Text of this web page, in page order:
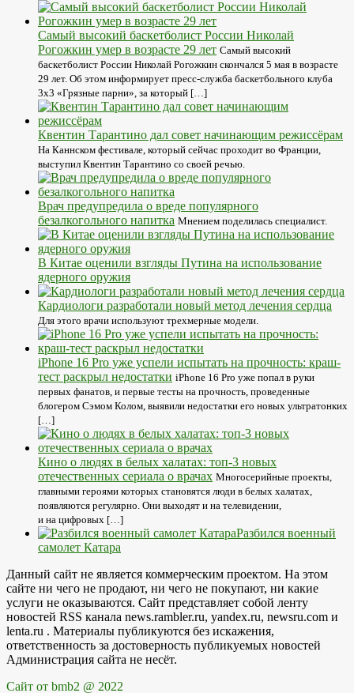
Самый высокий баскетболист России Николай
Рогожкин умер в возрасте 29 лет Самый высокий
баскетболист России Николай Рогожкин скончался 5 мая в возрасте
29 лет. Об этом информирует пресс-служба баскетбольного клуба
3х3 «Грязные парни», за который […]
Квентин Тарантино дал совет начинающим режиссёрам
На Каннском фестивале, который сейчас проходит во Франции,
выступил Квентин Тарантино со своей речью.
Врач предупредила о вреде популярного
безалкогольного напитка Мнением поделилась специалист.
В Китае оценили взгляды Путина на использование
ядерного оружия
Кардиологи разработали новый метод лечения сердца
Для этого врачи используют трехмерные модели.
iPhone 16 Pro уже успели испытать на прочность: краш-
тест раскрыл недостатки iPhone 16 Pro уже попал в руки
первых фанатов, и первые тесты на прочность, проведенные
блогером Сэмом Колом, выявили недостатки его новых ультратонких
[…]
Кино о людях в белых халатах: топ-3 новых
отечественных сериала о врачах Многосерийные проекты,
главными героями которых становятся люди в белых халатах,
появляются регулярно. Они выходят и на телевидении,
и на цифровых […]
Разбился военный
самолет Катара
Данный сайт не является коммерческим проектом. На этом
сайте ни чего не продают, ни чего не покупают, ни какие
услуги не оказываются. Сайт представляет собой ленту
новостей RSS канала news.rambler.ru, yandex.ru, newsru.com и
lenta.ru . Материалы публикуются без искажения,
ответственность за достоверность публикуемых новостей
Администрация сайта не несёт.
Сайт от bmb2 @ 2022